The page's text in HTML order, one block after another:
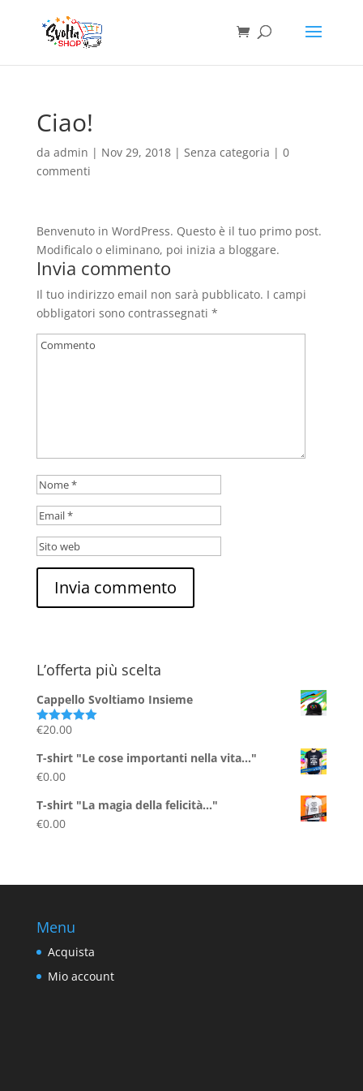
Ciao!
da admin | Nov 29, 2018| Senza categoria | 0
commenti
Benvenuto in WordPress. Questo è il tuo primo post.
Modificalo o eliminano, poi inizia a bloggare.
Invia commento
Il tuo indirizzo email non sarà pubblicato. I campi
obbligatori sono contrassegnati *
L’offerta più scelta
Cappello Svoltiamo Insieme
Valutato
€20.00
T-shirt "Le cose importanti nella vita..."
€0.00
T-shirt "La magia della felicità..."
€0.00
Menu
Acquista
Mio account